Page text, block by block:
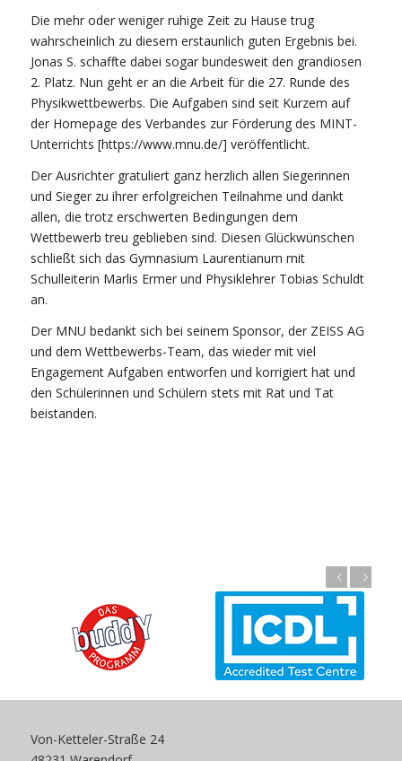
Die mehr oder weniger ruhige Zeit zu Hause trug
wahrscheinlich zu diesem erstaunlich guten Ergebnis bei.
Jonas S. schaffte dabei sogar bundesweit den grandiosen
2. Platz. Nun geht er an die Arbeit für die 27. Runde des
Physikwettbewerbs. Die Aufgaben sind seit Kurzem auf
der Homepage des Verbandes zur Förderung des MINT-
Unterrichts [https://www.mnu.de/] veröffentlicht.
Der Ausrichter gratuliert ganz herzlich allen Siegerinnen
und Sieger zu ihrer erfolgreichen Teilnahme und dankt
allen, die trotz erschwerten Bedingungen dem
Wettbewerb treu geblieben sind. Diesen Glückwünschen
schließt sich das Gymnasium Laurentianum mit
Schulleiterin Marlis Ermer und Physiklehrer Tobias Schuldt
an.
Der MNU bedankt sich bei seinem Sponsor, der ZEISS AG
und dem Wettbewerbs-Team, das wieder mit viel
Engagement Aufgaben entworfen und korrigiert hat und
den Schülerinnen und Schülern stets mit Rat und Tat
beistanden.
Von-Ketteler-Straße 24